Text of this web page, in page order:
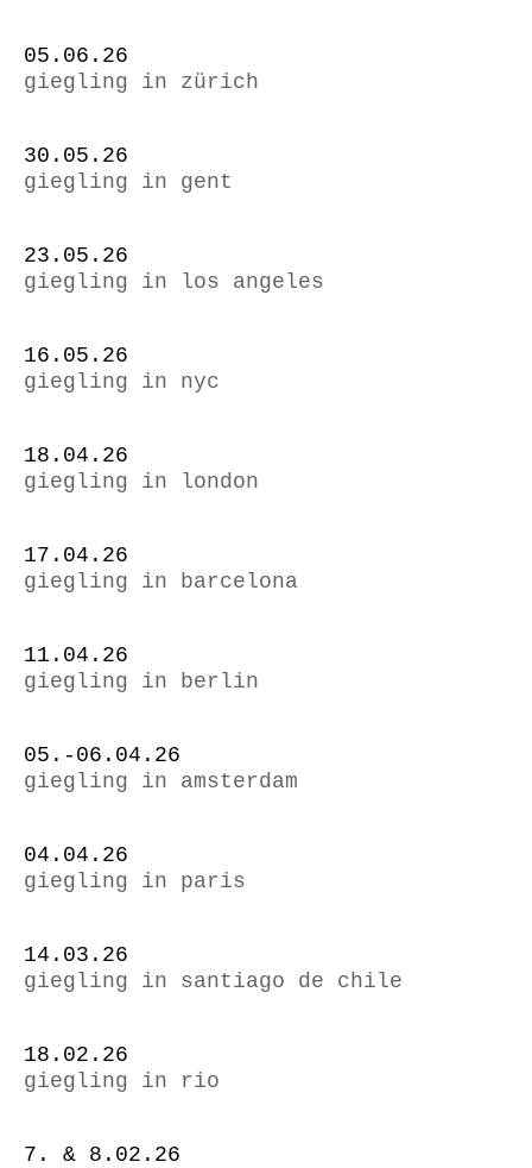
05.06.26
giegling in zürich
30.05.26
giegling in gent
23.05.26
giegling in los angeles
16.05.26
giegling in nyc
18.04.26
giegling in london
17.04.26
giegling in barcelona
11.04.26
giegling in berlin
05.-06.04.26
giegling in amsterdam
04.04.26
giegling in paris
14.03.26
giegling in santiago de chile
18.02.26
giegling in rio
7. & 8.02.26